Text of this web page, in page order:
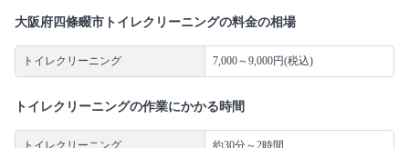
大阪府四條畷市トイレクリーニングの料金の相場
トイレクリーニング 7,000～9,000円(税込)
トイレクリーニングの作業にかかる時間
トイレクリーニング 約30分～2時間